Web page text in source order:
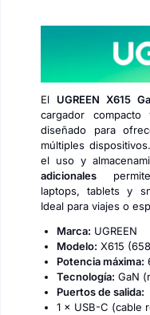
El UGREEN X615
cargador
diseñado para
múltiples
el uso y
adicionales
laptops, tablets y
Ideal para viajes o
Marca: UGREEN
Modelo: X615
Potencia máxima:
Tecnología: GaN
Puertos de salida:
1 × USB-C (cable